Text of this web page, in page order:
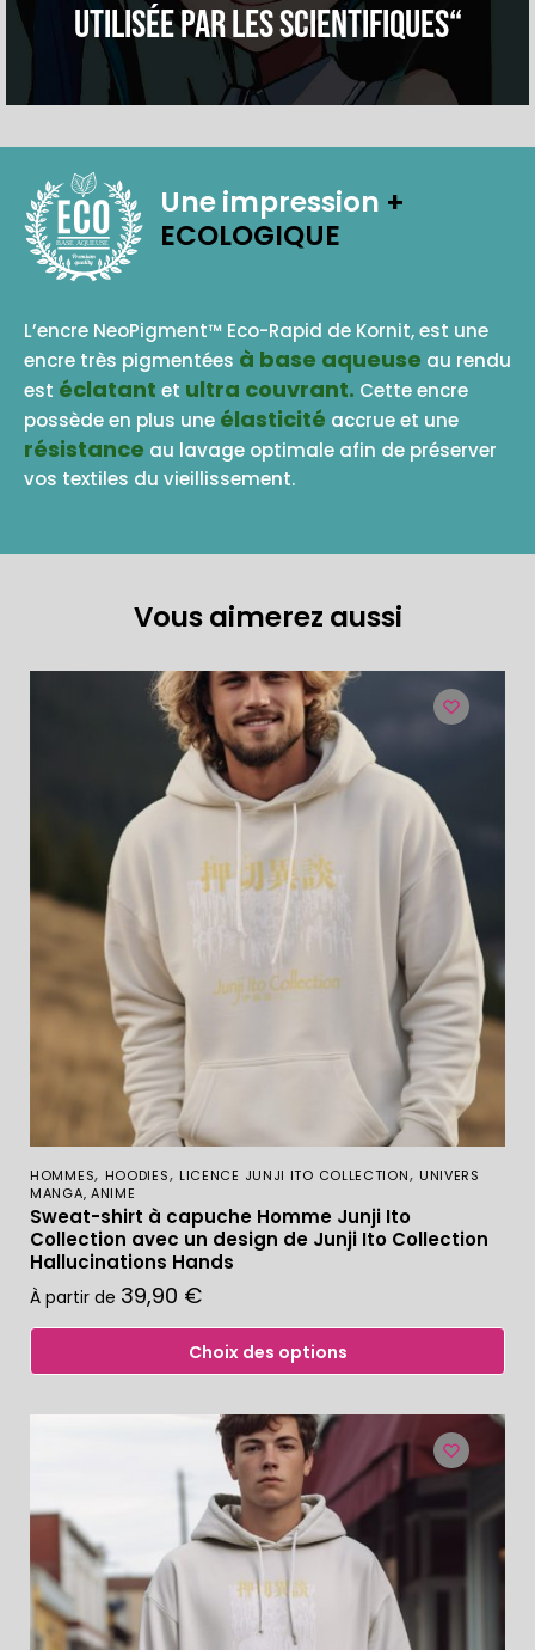
utilisée par les scientifiques“
BASE AQUEUSE
Une impression +
ECOLOGIQUE
L’encre NeoPigment™ Eco-Rapid de Kornit, est une
encre très pigmentées à base aqueuse au rendu
est éclatant et ultra couvrant. Cette encre
possède en plus une élasticité accrue et une
résistance au lavage optimale afin de préserver
vos textiles du vieillissement.
Vous aimerez aussi
HOMMES, HOODIES, LICENCE JUNJI ITO COLLECTION, UNIVERS
MANGA, ANIME
Sweat-shirt à capuche Homme Junji Ito
Collection avec un design de Junji Ito Collection
Hallucinations Hands
À partir de 39,90 €
Choix des options